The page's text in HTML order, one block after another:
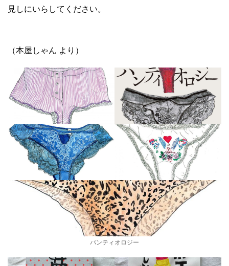
見しにいらしてください。
（本屋しゃん より）
パンティオロジー